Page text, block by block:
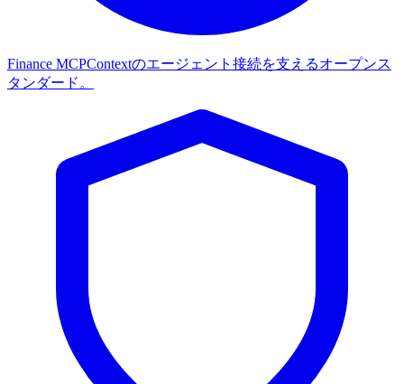
Finance MCPContextのエージェント接続を支えるオープンス
タンダード。